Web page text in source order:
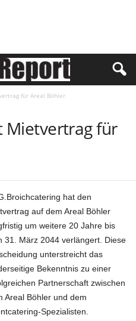
für Areal Böhler
Mietvertrag für
hat den
auf dem Areal Böhler
um weitere 20 Jahre bis
31. März 2044 verlängert. Diese
unterstreicht das
Bekenntnis zu einer
Partnerschaft zwischen
Areal Böhler und dem
Spezialisten.